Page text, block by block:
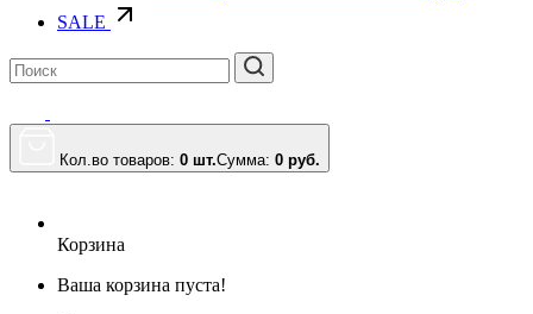
SALE
Кол.во товаров: 0 шт.Сумма: 0 руб.
Корзина
Ваша корзина пуста!